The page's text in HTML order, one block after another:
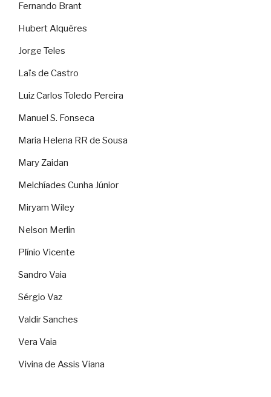
Fernando Brant
Hubert Alquéres
Jorge Teles
Laïs de Castro
Luiz Carlos Toledo Pereira
Manuel S. Fonseca
Maria Helena RR de Sousa
Mary Zaidan
Melchíades Cunha Júnior
Miryam Wiley
Nelson Merlin
Plínio Vicente
Sandro Vaia
Sérgio Vaz
Valdir Sanches
Vera Vaia
Vivina de Assis Viana